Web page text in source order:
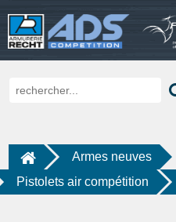
Armes neuves
Pistolets air compétition